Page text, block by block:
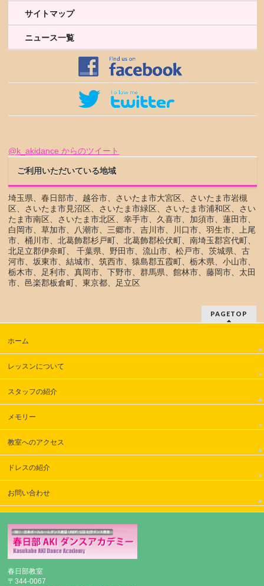
サイトマップ
ニュース一覧
@k_akidance からのツイート
ご利用いただいている地域
埼玉県、春日部市、越谷市、さいたま市大宮区、さいたま市岩槻
区、さいたま市見沼区、さいたま市緑区、さいたま市浦和区、さい
たま市南区、さいたま市北区、幸手市、久喜市、加須市、蓮田市、
白岡市、草加市、八潮市、三郷市、吉川市、川口市、羽生市、上尾
市、桶川市、北葛飾郡杉戸町、北葛飾郡松伏町、南埼玉郡宮代町、
北足立郡伊奈町、 千葉県、野田市、流山市、松戸市、茨城県、古
河市、坂東市、結城市、筑西市、猿島郡五霞町、栃木県、小山市、
栃木市、足利市、真岡市、下野市、群馬県、館林市、藤岡市、太田
市、邑楽郡板倉町、東京都、足立区
PAGETOP
ホーム
レッスンについて
スタッフの紹介
メモリー
教室へのアクセス
ドレスの紹介
お問い合わせ
春日部教室
〒344-0067